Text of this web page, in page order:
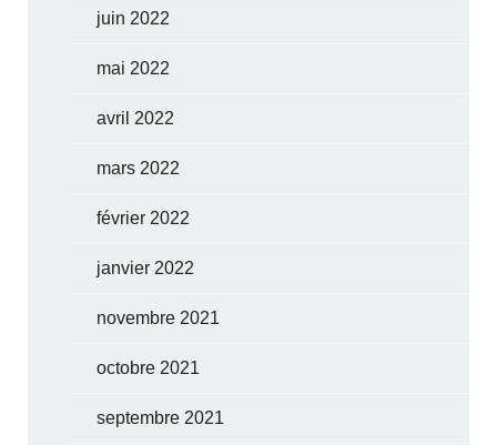
juin 2022
mai 2022
avril 2022
mars 2022
février 2022
janvier 2022
novembre 2021
octobre 2021
septembre 2021